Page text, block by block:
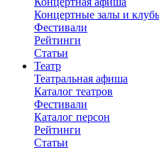
Концертные залы и
Фестивали
Рейтинги
Статьи
Театр
Театральная афиша
Каталог театров
Фестивали
Каталог персон
Рейтинги
Статьи